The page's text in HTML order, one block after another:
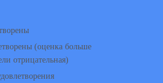
(оценка больше
отрицательная)